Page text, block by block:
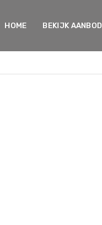
HOME BEKIJK AANBOD